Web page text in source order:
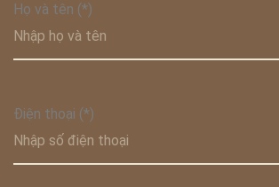
Họ và tên (*)
Điện thoại (*)